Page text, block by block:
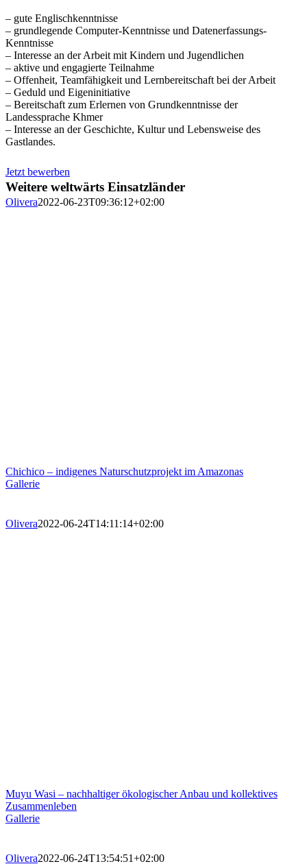
– gute Englischkenntnisse
– grundlegende Computer-Kenntnisse und Datenerfassungs-
Kenntnisse
– Interesse an der Arbeit mit Kindern und Jugendlichen
– aktive und engagierte Teilnahme
– Offenheit, Teamfähigkeit und Lernbereitschaft bei der Arbeit
– Geduld und Eigeninitiative
– Bereitschaft zum Erlernen von Grundkenntnisse der
Landessprache Khmer
– Interesse an der Geschichte, Kultur und Lebensweise des
Gastlandes.
Jetzt bewerben
Weitere weltwärts Einsatzländer
Olivera2022-06-23T09:36:12+02:00
Chichico – indigenes Naturschutzprojekt im Amazonas
Gallerie
Olivera2022-06-24T14:11:14+02:00
Muyu Wasi – nachhaltiger ökologischer Anbau und kollektives
Zusammenleben
Gallerie
Olivera2022-06-24T13:54:51+02:00